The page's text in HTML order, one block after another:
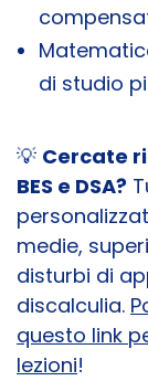
di studio
💡 Cercate
BES e DSA?
medie,
disturbi di
discalculia.
questo link
lezioni!